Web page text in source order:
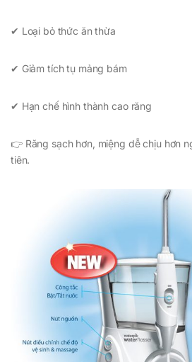
✔ Loại bỏ thức ăn thừa
✔ Giảm tích tụ mảng bám
✔ Hạn chế hình thành cao răng
👉 Răng sạch hơn, miệng dễ chịu hơn
tiên.